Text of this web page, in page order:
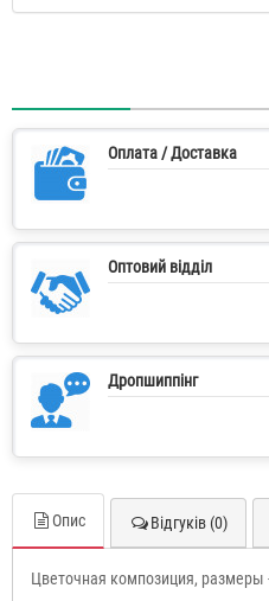
Оплата / Доставка
Оптовий відділ
Дропшиппінг
Опис Відгуків (0)
Цветочная композиция, размеры